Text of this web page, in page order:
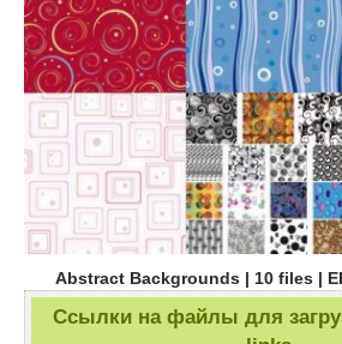
Abstract Backgrounds | 10 files |
Ссылки на файлы для